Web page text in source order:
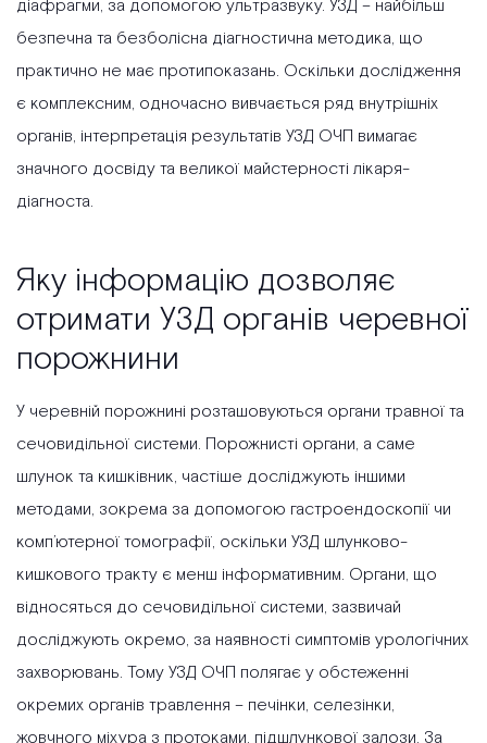
діафрагми, за допомогою ультразвуку. УЗД – найбільш
безпечна та безболісна діагностична методика, що
практично не має протипоказань. Оскільки дослідження
є комплексним, одночасно вивчається ряд внутрішніх
органів, інтерпретація результатів УЗД ОЧП вимагає
значного досвіду та великої майстерності лікаря-
діагноста.
Яку інформацію дозволяє
отримати УЗД органів черевної
порожнини
У черевній порожнині розташовуються органи травної та
сечовидільної системи. Порожнисті органи, а саме
шлунок та кишківник, частіше досліджують іншими
методами, зокрема за допомогою гастроендоскопії чи
комп’ютерної томографії, оскільки УЗД шлунково-
кишкового тракту є менш інформативним. Органи, що
відносяться до сечовидільної системи, зазвичай
досліджують окремо, за наявності симптомів урологічних
захворювань. Тому УЗД ОЧП полягає у обстеженні
окремих органів травлення – печінки, селезінки,
жовчного міхура з протоками, підшлункової залози. За